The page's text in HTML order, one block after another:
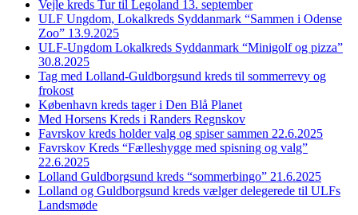
Vejle kreds Tur til Legoland 13. september
ULF Ungdom, Lokalkreds Syddanmark “Sammen i Odense
Zoo” 13.9.2025
ULF-Ungdom Lokalkreds Syddanmark “Minigolf og pizza”
30.8.2025
Tag med Lolland-Guldborgsund kreds til sommerrevy og
frokost
København kreds tager i Den Blå Planet
Med Horsens Kreds i Randers Regnskov
Favrskov kreds holder valg og spiser sammen 22.6.2025
Favrskov Kreds “Fælleshygge med spisning og valg”
22.6.2025
Lolland Guldborgsund kreds “sommerbingo” 21.6.2025
Lolland og Guldborgsund kreds vælger delegerede til ULFs
Landsmøde